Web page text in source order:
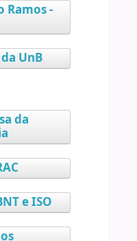
Ramos -
UnB
da
e ISO